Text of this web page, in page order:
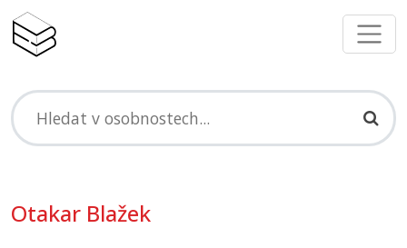
Otakar Blažek